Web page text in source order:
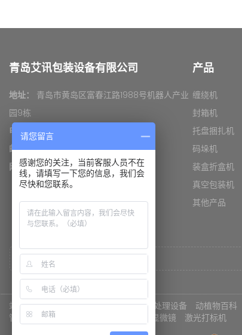
青岛艾讯包装设备有限公司
地址：
青岛市黄岛区富春江路1988号机器人产业
园9栋
电话：0532- 81731825
邮箱：xiaoshou@yupack.cn
网址：www.yupack.cn
产品
缠绕机
封箱机
托盘捆扎机
码垛机
装盒折盒机
真空包装机
其他产品
如何正确操作封箱机
托盘缠绕机使用前的注意事项
初次使用开箱机需要注意的问题
打包机烫头烧毁的原因
不同瓶型如何选择装箱机
栈板穿剑捆扎机剑道偏移怎么处理（二）
站点地图 友情链接：富山阀门 污水处理设备 动植物百科
管
高低温交变湿热试验箱 奥利巴斯显微镜 激光打标机
请您留言
感谢您的关注，当前客服人员不在
线，请填写一下您的信息，我们会
尽快和您联系。